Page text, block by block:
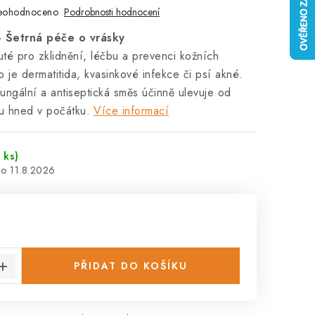
Podrobnosti hodnocení
Šetrná péče o vrásky
pro zklidnění, léčbu a prevenci kožních
je dermatitida, kvasinkové infekce či psí akné.
a antiseptická směs účinně ulevuje od
hned v počátku. Více informací
ks)
11.8.2026
PŘIDAT DO KOŠÍKU